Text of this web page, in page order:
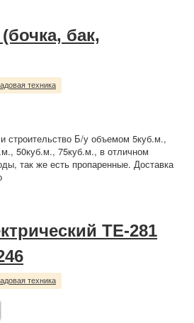
бак,
техника
строительство Б/у объемом 5куб.м.,
50куб.м., 75куб.м., в отличном
так же есть пропаренные. Доставка
TE-281
техника